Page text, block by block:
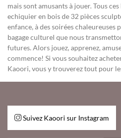
mais sont amusants à jouer. Tous
echiquier en bois de 32 pièces
enfance, à des soirées chaleureuses
bagage culturel que nous
futures. Alors jouez, apprenez,
commence! Si vous souhaitez
Kaoori, vous y trouverez tout pour
Suivez Kaoori sur Instagram